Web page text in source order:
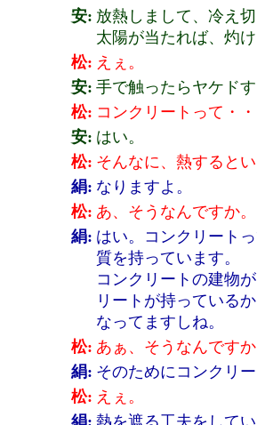
安: 放熱しまして、冷え
太陽が当たれば、灼
松: えぇ。
安: 手で触ったらヤケド
松: コンクリートって・・
安: はい。
松: そんなに、熱すると
絹: なりますよ。
松: あ、そうなんですか。
絹: はい。コンクリート
質を持っています。
コンクリートの建物
リートが持っている
なってますしね。
松: あぁ、そうなんですか
絹: そのためにコンクリ
松: えぇ。
絹: 熱を遮る工夫をして